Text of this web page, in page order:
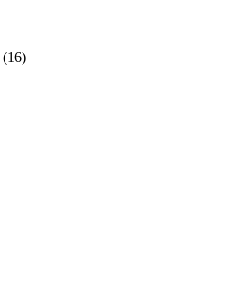
(16)